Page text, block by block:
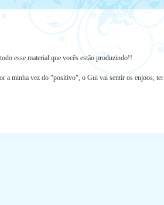
esse material que vocês estão produzindo!!
a minha vez do "positivo", o Gui vai sentir os enjoos, ter